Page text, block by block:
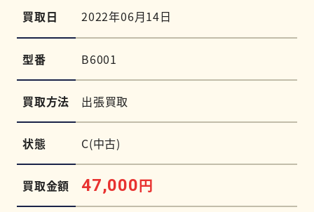
買取日 2022年06月14日
型番 B6001
買取方法 出張買取
状態 C(中古)
買取金額 47,000円